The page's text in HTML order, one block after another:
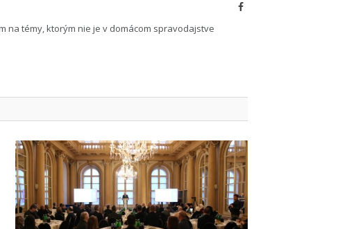
Facebook
na témy, ktorým nie je v domácom spravodajstve